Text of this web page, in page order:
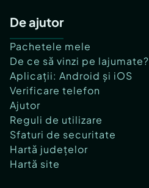
De ajutor
Pachetele mele
De ce să vinzi pe lajumate?
Aplicații: Android și iOS
Verificare telefon
Ajutor
Reguli de utilizare
Sfaturi de securitate
Hartă județelor
Hartă site